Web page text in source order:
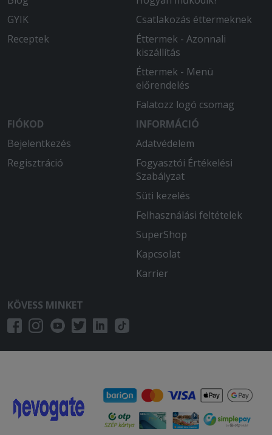
GYORS, FRISS ÉS VÁSÁRLÓBARÁT
ÉTTEREM FINOM ÉTELEK
pizzaszószt, amit kiegészítésként
GYIK
Receptek
Csatlakozás éttermeknek
Éttermek - Azonnali
kiszállítás
Éttermek - Menü
előrendelés
Falatozz logó csomag
FIÓKOD
Bejelentkezés
Regisztráció
INFORMÁCIÓ
Adatvédelem
Fogyasztói Értékelési
Szabályzat
Süti kezelés
Felhasználási feltételek
SuperShop
Kapcsolat
Karrier
KÖVESS MINKET